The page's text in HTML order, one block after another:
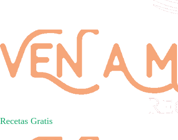
Recetas Gratis